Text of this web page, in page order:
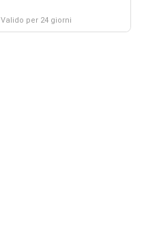
Valido per 24 giorni